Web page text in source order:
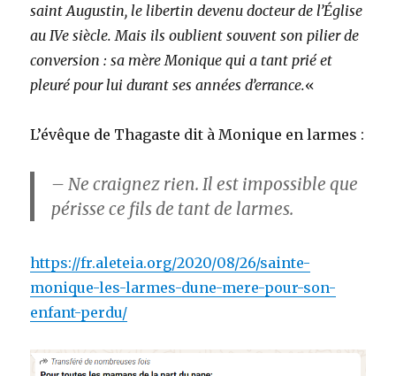
saint Augustin, le libertin devenu docteur de l’Église
au IVe siècle. Mais ils oublient souvent son pilier de
conversion : sa mère Monique qui a tant prié et
pleuré pour lui durant ses années d’errance.«
L’évêque de Thagaste dit à Monique en larmes :
– Ne craignez rien. Il est impossible que
périsse ce fils de tant de larmes.
https://fr.aleteia.org/2020/08/26/sainte-
monique-les-larmes-dune-mere-pour-son-
enfant-perdu/